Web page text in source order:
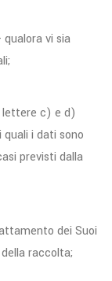
vi sia
lettere c) e d)
i dati sono
previsti dalla
dei Suoi
raccolta;